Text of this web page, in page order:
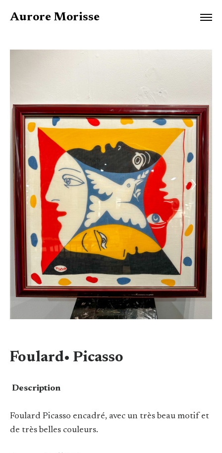
Aurore Morisse
Foulard• Picasso
Description
Foulard Picasso encadré, avec un très beau motif et
de très belles couleurs.